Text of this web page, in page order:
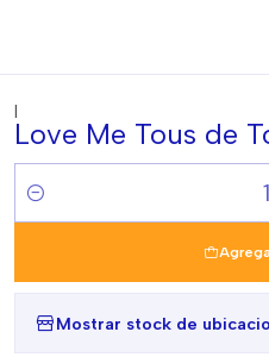
|
Love Me Tous de
Cantidad
Mostrar stock de